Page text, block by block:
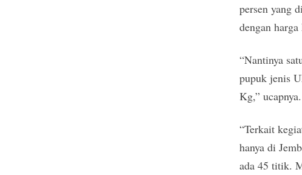
persen yang
dengan
“Nantinya
pupuk jenis
Kg,” ucapnya.
“Terkait
hanya di
ada 45 titik.